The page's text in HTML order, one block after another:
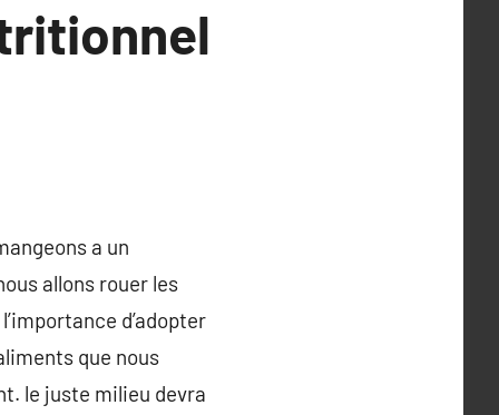
a un
allons rouer les
d’adopter
que nous
le juste milieu devra